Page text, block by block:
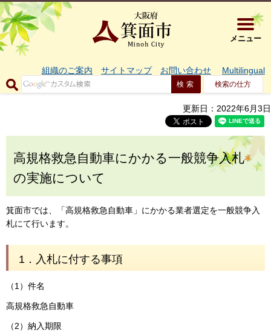
大阪府箕
メニュー
組織のご案内 サイトマップ お問い合わせ Multilingual
検索の仕方
更新日：2022年6月3日
高規格救急自動車にかかる一般競争入札
の実施について
箕面市では、「高規格救急自動車」にかかる業者選定を一般競争入
札にて行います。
1．入札に付する事項
（1）件名
高規格救急自動車
（2）納入期限